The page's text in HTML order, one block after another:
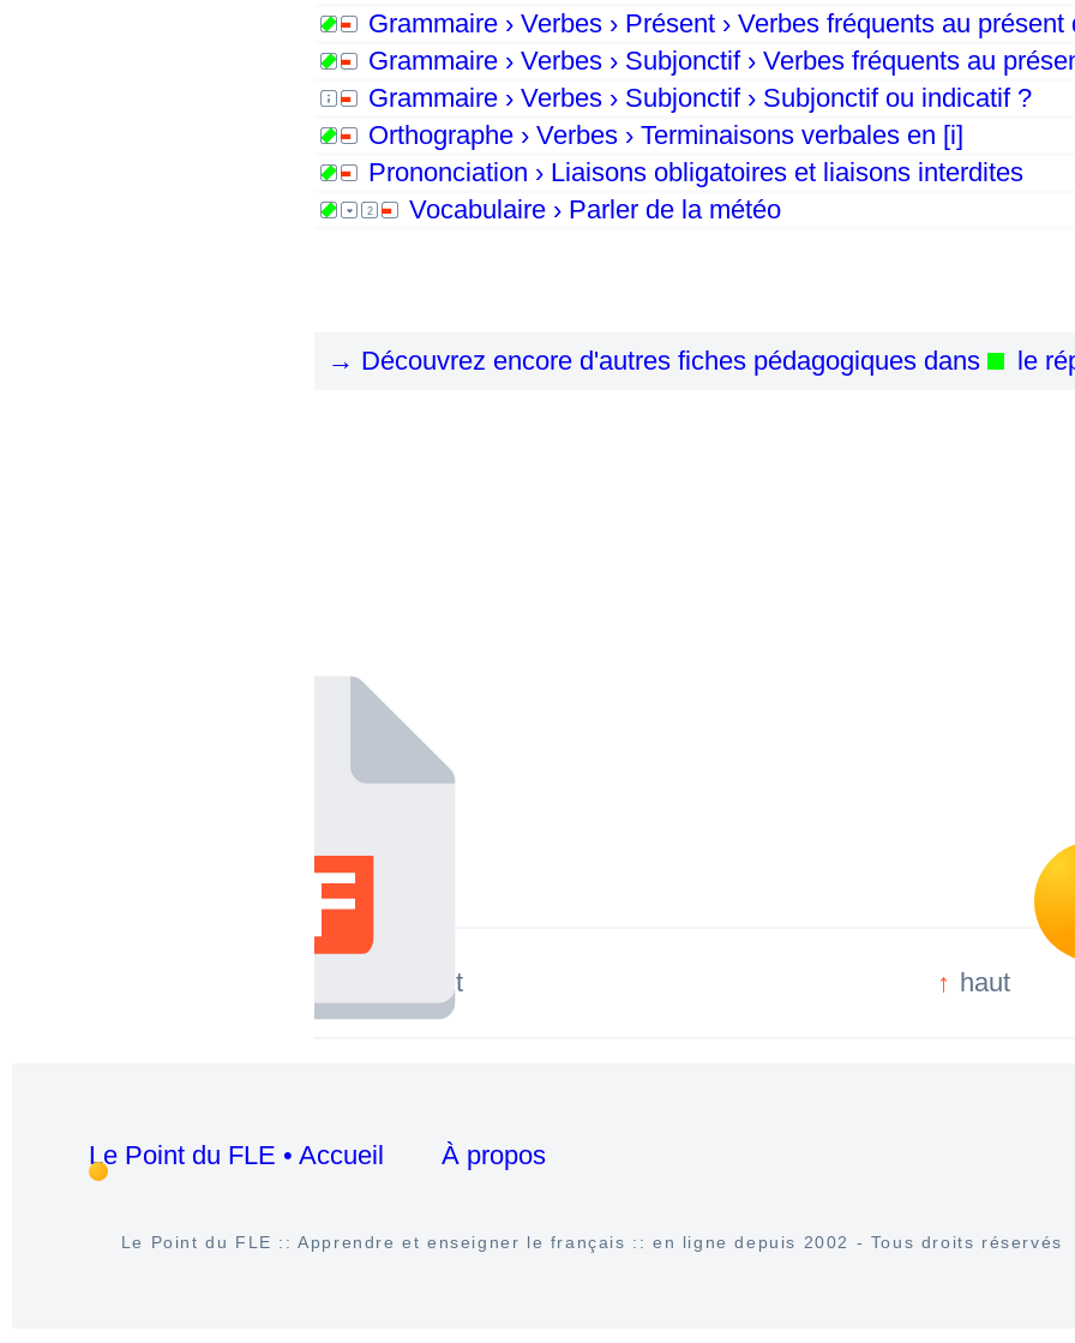
Grammaire › Verbes › Présent › Verbes fréquents au
Grammaire › Verbes › Subjonctif › Verbes fréquents au
Grammaire › Verbes › Subjonctif › Subjonctif ou indicatif ?
Orthographe › Verbes › Terminaisons verbales en [i]
Prononciation › Liaisons obligatoires et liaisons interdites
Vocabulaire › Parler de la météo
→ Découvrez encore d'autres fiches pédagogiques dans le
précédent haut
Le Point du FLE • Accueil À propos
Le Point du FLE :: Apprendre et enseigner le français :: en ligne depuis 2002 - Tous droits réservés